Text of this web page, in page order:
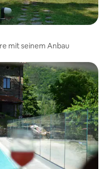
mit seinem Anbau